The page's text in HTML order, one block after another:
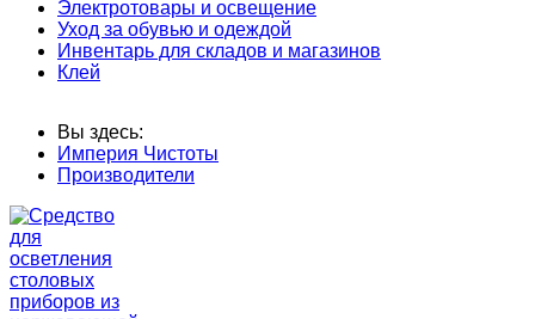
Электротовары и освещение
Уход за обувью и одеждой
Инвентарь для складов и магазинов
Клей
Вы здесь:
Империя Чистоты
Производители